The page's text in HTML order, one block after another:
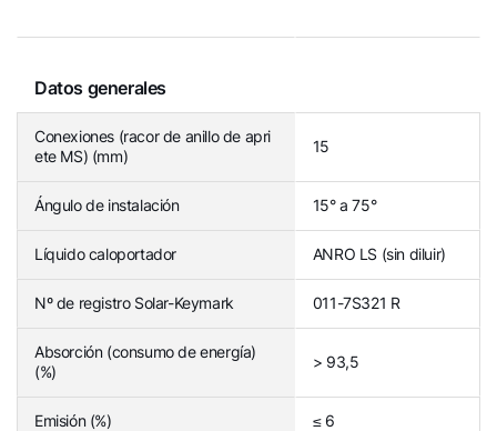
Datos generales
Conexiones (racor de anillo de apri
ete MS) (mm)
15
Ángulo de instalación 15° a 75°
Líquido caloportador ANRO LS (sin diluir)
Nº de registro Solar-Keymark 011-7S321 R
Absorción (consumo de energía)
(%)
> 93,5
Emisión (%) ≤ 6